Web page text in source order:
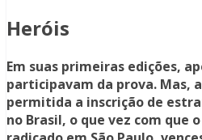
Heróis
Em suas primeiras edições,
participavam da prova. Mas,
permitida a inscrição de
no Brasil, o que vez com que